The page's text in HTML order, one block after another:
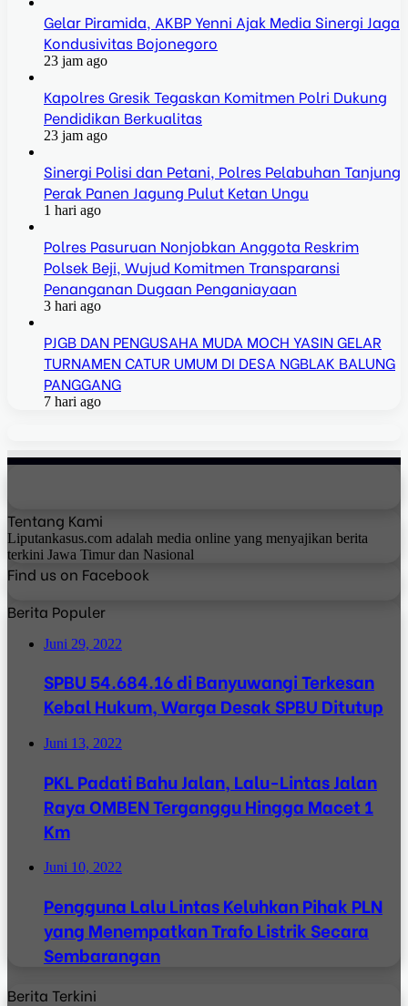
Gelar Piramida, AKBP Yenni Ajak Media Sinergi Jaga
Kondusivitas Bojonegoro
23 jam ago
Kapolres Gresik Tegaskan Komitmen Polri Dukung
Pendidikan Berkualitas
23 jam ago
Sinergi Polisi dan Petani, Polres Pelabuhan Tanjung
Perak Panen Jagung Pulut Ketan Ungu
1 hari ago
Polres Pasuruan Nonjobkan Anggota Reskrim
Polsek Beji, Wujud Komitmen Transparansi
Penanganan Dugaan Penganiayaan
3 hari ago
PJGB DAN PENGUSAHA MUDA MOCH YASIN GELAR
TURNAMEN CATUR UMUM DI DESA NGBLAK BALUNG
PANGGANG
7 hari ago
Tentang Kami
Liputankasus.com adalah media online yang menyajikan berita
terkini Jawa Timur dan Nasional
Find us on Facebook
Berita Populer
Juni 29, 2022
SPBU 54.684.16 di Banyuwangi Terkesan
Kebal Hukum, Warga Desak SPBU Ditutup
Juni 13, 2022
PKL Padati Bahu Jalan, Lalu-Lintas Jalan
Raya OMBEN Terganggu Hingga Macet 1
Km
Juni 10, 2022
Pengguna Lalu Lintas Keluhkan Pihak PLN
yang Menempatkan Trafo Listrik Secara
Sembarangan
Berita Terkini